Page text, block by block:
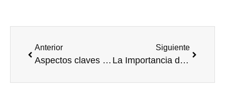
Anterior
Aspectos claves en las novedades del Real Decreto-ley 5/2023
Siguiente
La Importancia del Asesoramiento Jurídico en Herencias: Evitar Conflictos entre Herederos